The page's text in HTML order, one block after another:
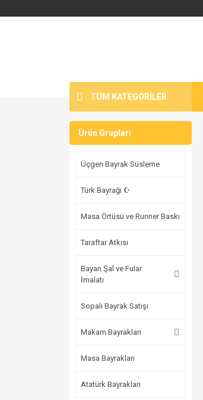
TÜM KATEGORİLER
Ürün Grupları
Üçgen Bayrak Süsleme
Türk Bayrağı ☪
Masa Örtüsü ve Runner Baskı
Taraftar Atkısı
Bayan Şal ve Fular
İmalatı
Sopalı Bayrak Satışı
Makam Bayrakları
Masa Bayrakları
Atatürk Bayrakları